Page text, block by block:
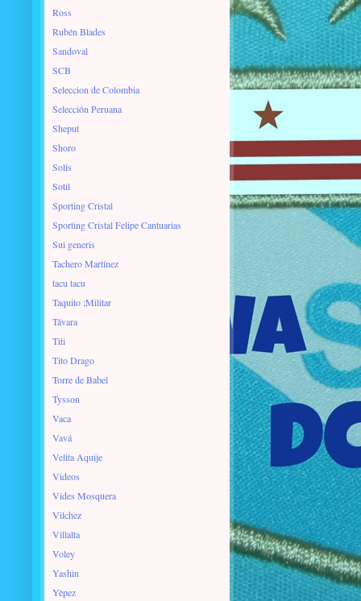
Ross
Rubén Blades
Sandoval
SCB
Seleccion de Colombia
Selección Peruana
Sheput
Shoro
Solís
Sotil
Sporting Cristal
Sporting Cristal Felipe Cantuarias
Sui generis
Tachero Martínez
tacu tacu
Taquito ;Militar
Távara
Titi
Tito Drago
Torre de Babel
Tysson
Vaca
Vavá
Velita Aquije
Videos
Vides Mosquera
Vilchez
Villalta
Voley
Yashin
Yèpez